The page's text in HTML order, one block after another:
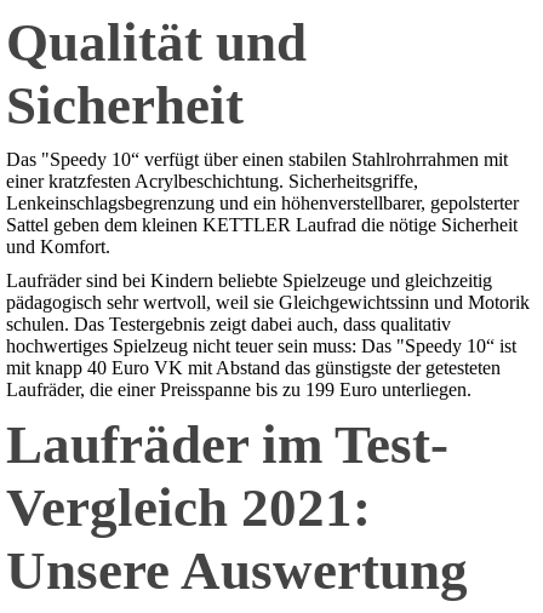
Qualität und
Sicherheit
Das "Speedy 10“ verfügt über einen stabilen Stahlrohrrahmen mit
einer kratzfesten Acrylbeschichtung. Sicherheitsgriffe,
Lenkeinschlagsbegrenzung und ein höhenverstellbarer, gepolsterter
Sattel geben dem kleinen KETTLER Laufrad die nötige Sicherheit
und Komfort.
Laufräder sind bei Kindern beliebte Spielzeuge und gleichzeitig
pädagogisch sehr wertvoll, weil sie Gleichgewichtssinn und Motorik
schulen. Das Testergebnis zeigt dabei auch, dass qualitativ
hochwertiges Spielzeug nicht teuer sein muss: Das "Speedy 10“ ist
mit knapp 40 Euro VK mit Abstand das günstigste der getesteten
Laufräder, die einer Preisspanne bis zu 199 Euro unterliegen.
Laufräder im Test-
Vergleich 2021:
Unsere Auswertung